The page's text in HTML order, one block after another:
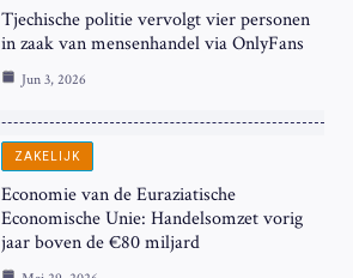
Tjechische politie vervolgt vier personen
in zaak van mensenhandel via OnlyFans
Jun 3, 2026
ZAKELIJK
Economie van de Euraziatische
Economische Unie: Handelsomzet vorig
jaar boven de €80 miljard